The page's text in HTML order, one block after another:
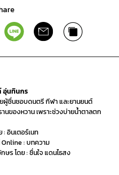
อุ่นทินกร
ผู้ชื่นชอบดนตรี กีฬา และยานยนต์
นของหวาน เพราะช่วงบ่ายน้ำตาลตก
: อินเตอร์เนท
: บทความ
ษร โดย : ชื่นใจ แดนไธสง